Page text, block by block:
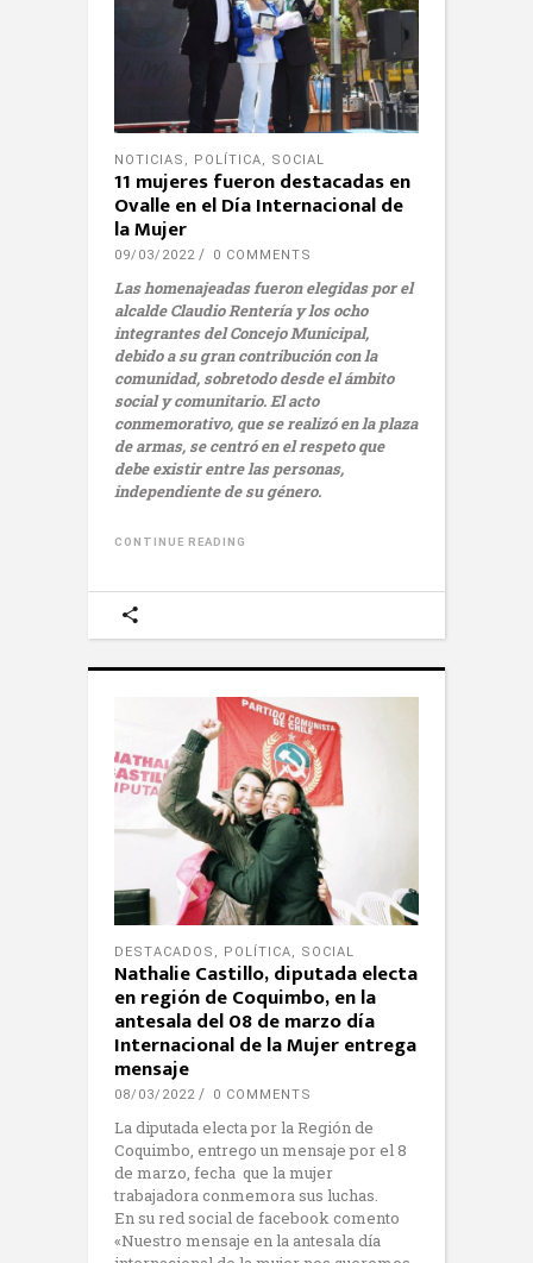
NOTICIAS , POLÍTICA, SOCIAL
11 mujeres fueron destacadas en
Ovalle en el Día Internacional de
la Mujer
09/03/2022 0 COMMENTS
Las homenajeadas fueron elegidas por el
alcalde Claudio Rentería y los ocho
integrantes del Concejo Municipal,
debido a su gran contribución con la
comunidad, sobretodo desde el ámbito
social y comunitario. El acto
conmemorativo, que se realizó en la plaza
de armas, se centró en el respeto que
debe existir entre las personas,
independiente de su género.
CONTINUE READING
DESTACADOS , POLÍTICA, SOCIAL
Nathalie Castillo, diputada electa
en región de Coquimbo, en la
antesala del 08 de marzo día
Internacional de la Mujer entrega
mensaje
08/03/2022 0 COMMENTS
La diputada electa por la Región de
Coquimbo, entrego un mensaje por el 8
de marzo, fecha que la mujer
trabajadora conmemora sus luchas.
En su red social de facebook comento
«Nuestro mensaje en la antesala día